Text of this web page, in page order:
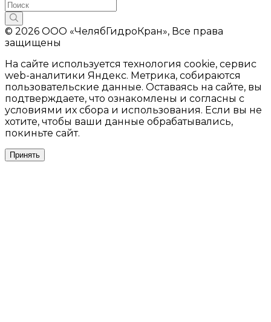
© 2026 ООО «ЧелябГидроКран», Все права
защищены
На сайте используется технология cookie, сервис
web-аналитики Яндекс. Метрика, собираются
пользовательские данные. Оставаясь на сайте, вы
подтверждаете, что ознакомлены и согласны с
условиями их сбора и использования. Если вы не
хотите, чтобы ваши данные обрабатывались,
покиньте сайт.
Принять